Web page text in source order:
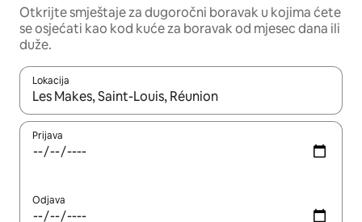
Otkrijte smještaje za dugoročni boravak u kojima ćete
se osjećati kao kod kuće za boravak od mjesec dana ili
duže.
Lokacija
Kad su rezultati dostupni, možete da se krećete kroz njih
Prijava
Odjava